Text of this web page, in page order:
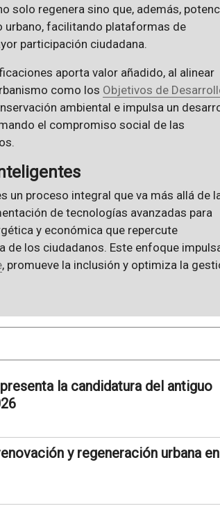
solo regenera sino que, además,
urbano, facilitando plataformas de
participación ciudadana.
aporta valor añadido, al alinear
como los Objetivos de
ambiental e impulsa un
el compromiso social de las
un proceso integral que va más allá de
de tecnologías avanzadas para
y económica que repercute
de los ciudadanos. Este enfoque
, promueve la inclusión y optimiza la
la candidatura del antiguo
y regeneración urbana en